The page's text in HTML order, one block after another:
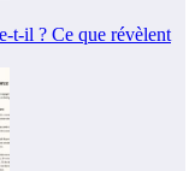
t-il ? Ce que révèlent